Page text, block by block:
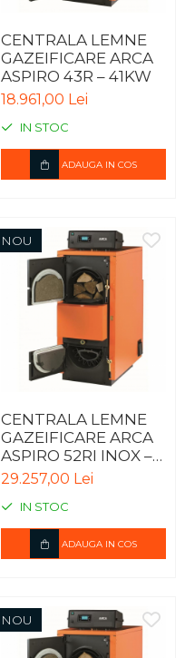
CENTRALA LEMNE
GAZEIFICARE ARCA
ASPIRO 43R – 41KW
18.961,00 Lei
IN STOC
ADAUGA IN COS
NOU
CENTRALA LEMNE
GAZEIFICARE ARCA
ASPIRO 52RI INOX –
49KW
29.257,00 Lei
IN STOC
ADAUGA IN COS
NOU